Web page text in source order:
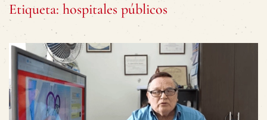
Etiqueta: hospitales públicos